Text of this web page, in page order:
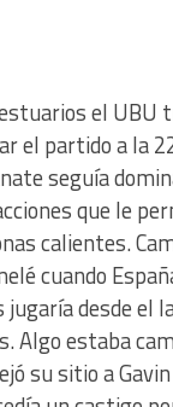
el UBU
el partido a la
seguía
que le
calientes.
cuando
jugaría desde el
Algo estaba
su sitio a